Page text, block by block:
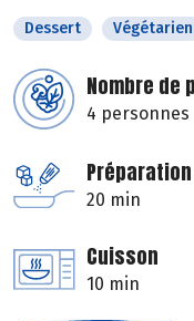
Dessert Végétarien
Nombre de
4 personnes
Préparation
20 min
Cuisson
10 min